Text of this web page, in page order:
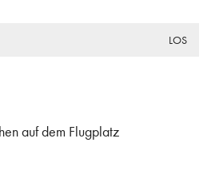
auf dem Flugplatz